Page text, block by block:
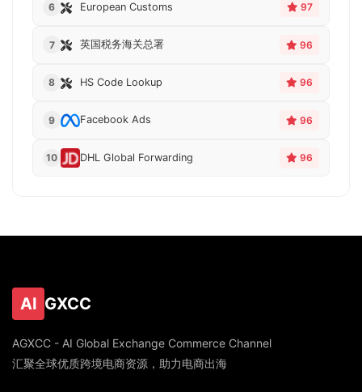
6 European Customs 97
7 英国税务海关总署 96
8 HS Code Lookup 96
9 Facebook Ads 96
10 DHL Global Forwarding 96
AI GXCC
AGXCC - AI Global Exchange Commerce Channel
汇聚全球优质跨境电商资源，助力电商出海